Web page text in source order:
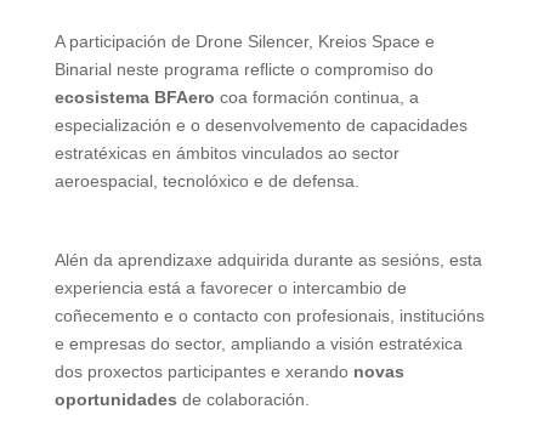
A participación de Drone Silencer, Kreios Space e
Binarial neste programa reflicte o compromiso do
ecosistema BFAero coa formación continua, a
especialización e o desenvolvemento de capacidades
estratéxicas en ámbitos vinculados ao sector
aeroespacial, tecnolóxico e de defensa.
Alén da aprendizaxe adquirida durante as sesións, esta
experiencia está a favorecer o intercambio de
coñecemento e o contacto con profesionais, institucións
e empresas do sector, ampliando a visión estratéxica
dos proxectos participantes e xerando novas
oportunidades de colaboración.